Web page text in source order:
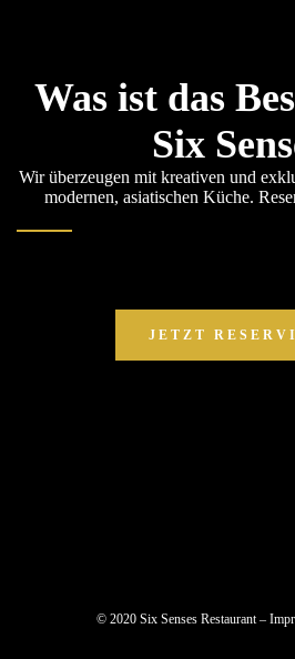
Was ist das
Six
Wir überzeugen mit kreativen und
modernen, asiatischen Küche.
JETZT
© 2020 Six Senses Restaurant –